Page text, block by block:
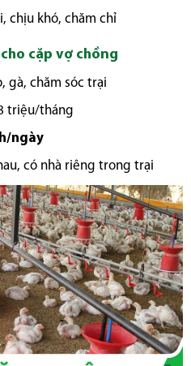
chịu khó, chăm chỉ
cặp vợ chồng
gà, chăm sóc trại
triệu/tháng
ngày
có nhà riêng trong trại